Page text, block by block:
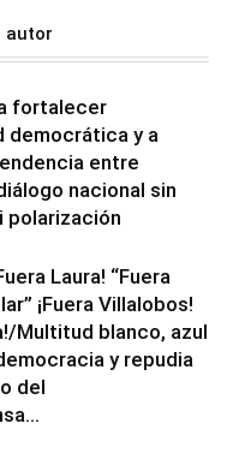
autor
fortalecer
democrática y a
entre
nacional sin
polarización
Laura! “Fuera
¡Fuera Villalobos!
Multitud blanco, azul
y repudia
del